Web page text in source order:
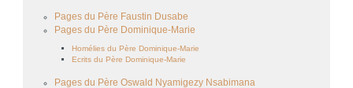
Pages du Père Faustin Dusabe
Pages du Père Dominique-Marie
Homélies du Père Dominique-Marie
Ecrits du Père Dominique-Marie
Pages du Père Oswald Nyamigezy Nsabimana